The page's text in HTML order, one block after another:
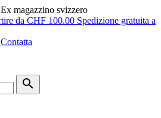
Ex magazzino svizzero
Spedizione gratuita a
Contatta
